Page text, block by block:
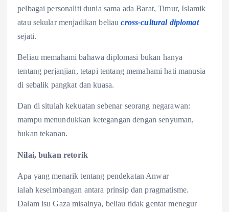
pelbagai personaliti dunia sama ada Barat, Timur, Islamik
atau sekular menjadikan beliaucross-cultural diplomat
sejati.
Beliau memahami bahawa diplomasi bukan hanya
tentang perjanjian, tetapi tentang memahami hati manusia
di sebalik pangkat dan kuasa.
Dan di situlah kekuatan sebenar seorang negarawan:
mampu menundukkan ketegangan dengan senyuman,
bukan tekanan.
Nilai, bukan retorik
Apa yang menarik tentang pendekatan Anwar
ialah keseimbangan antara prinsip dan pragmatisme.
Dalam isu Gaza misalnya, beliau tidak gentar menegur